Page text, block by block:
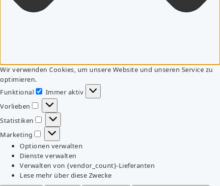
Wir verwenden Cookies, um unsere Website und unseren Service zu
optimieren.
Funktional
Funktional
Immer aktiv
Vorlieben
Vorlieben
Statistiken
Statistiken
Marketing
Marketing
Optionen verwalten
Dienste verwalten
Verwalten von {vendor_count}-Lieferanten
Lese mehr über diese Zwecke